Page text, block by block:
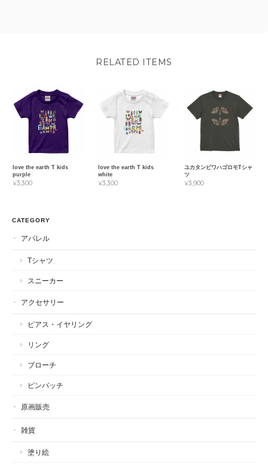
RELATED ITEMS
love the earth T kids
purple
¥3,300
love the earth T kids
white
¥3,300
ユカタンビワハゴロモTシャ
ツ
¥3,900
CATEGORY
アパレル
Tシャツ
スニーカー
アクセサリー
ピアス・イヤリング
リング
ブローチ
ピンバッチ
原画販売
雑貨
塗り絵